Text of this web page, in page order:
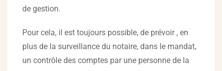
de gestion.
Pour cela, il est toujours possible, de prévoir , en
plus de la surveillance du notaire, dans le mandat,
un contrôle des comptes par une personne de la